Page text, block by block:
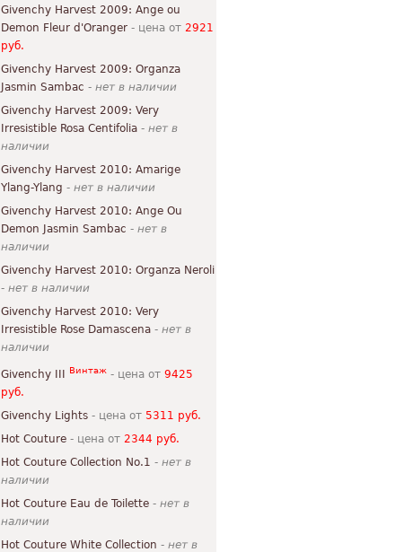
Givenchy Harvest 2009: Ange ou
Demon Fleur d'Oranger - цена от 2921
руб.
Givenchy Harvest 2009: Organza
Jasmin Sambac - нет в наличии
Givenchy Harvest 2009: Very
Irresistible Rosa Centifolia - нет в
наличии
Givenchy Harvest 2010: Amarige
Ylang-Ylang - нет в наличии
Givenchy Harvest 2010: Ange Ou
Demon Jasmin Sambac - нет в
наличии
Givenchy Harvest 2010: Organza Neroli
- нет в наличии
Givenchy Harvest 2010: Very
Irresistible Rose Damascena - нет в
наличии
Givenchy III Винтаж - цена от 9425
руб.
Givenchy Lights - цена от 5311 руб.
Hot Couture - цена от 2344 руб.
Hot Couture Collection No.1 - нет в
наличии
Hot Couture Eau de Toilette - нет в
наличии
Hot Couture White Collection - нет в